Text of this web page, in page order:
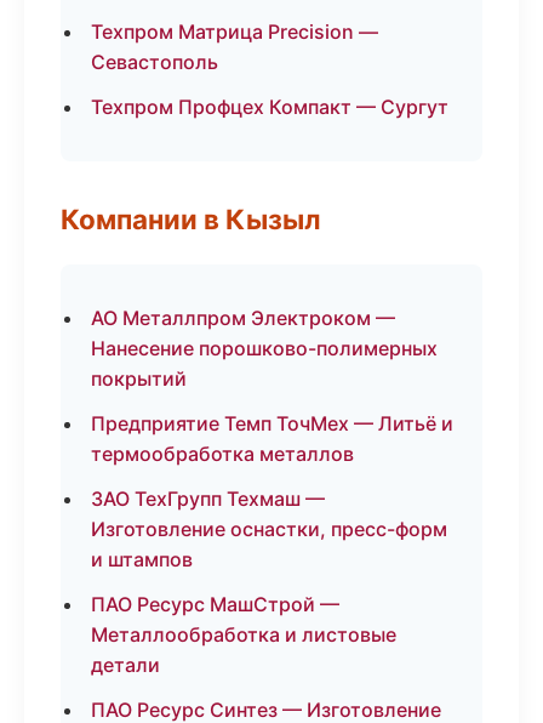
Техпром Матрица Precision —
Севастополь
Техпром Профцех Компакт — Сургут
Компании в Кызыл
АО Металлпром Электроком —
Нанесение порошково-полимерных
покрытий
Предприятие Темп ТочМех — Литьё и
термообработка металлов
ЗАО ТехГрупп Техмаш —
Изготовление оснастки, пресс-форм
и штампов
ПАО Ресурс МашСтрой —
Металлообработка и листовые
детали
ПАО Ресурс Синтез — Изготовление